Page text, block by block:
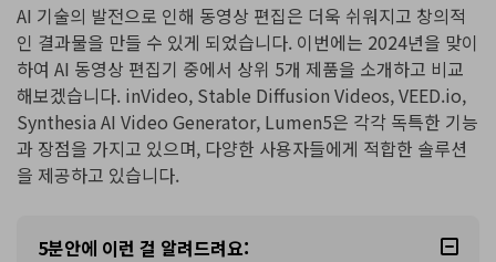
AI 기술의 발전으로 인해 동영상 편집은 더욱 쉬워지고 창의적
인 결과물을 만들 수 있게 되었습니다. 이번에는 2024년을 맞이
하여 AI 동영상 편집기 중에서 상위 5개 제품을 소개하고 비교
해보겠습니다. inVideo, Stable Diffusion Videos, VEED.io,
Synthesia AI Video Generator, Lumen5은 각각 독특한 기능
과 장점을 가지고 있으며, 다양한 사용자들에게 적합한 솔루션
을 제공하고 있습니다.
5분안에 이런 걸 알려드려요: